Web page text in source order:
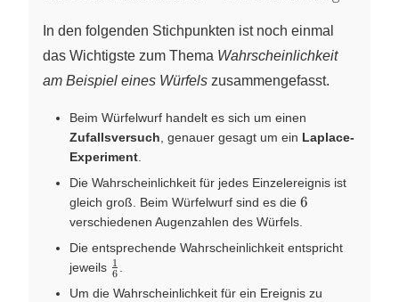
In den folgenden Stichpunkten ist noch einmal
das Wichtigste zum Thema Wahrscheinlichkeit
am Beispiel eines Würfels zusammengefasst.
Beim Würfelwurf handelt es sich um einen
Zufallsversuch , genauer gesagt um ein Laplace-
Experiment
Die Wahrscheinlichkeit für jedes Einzelereignis ist
gleich groß. Beim Würfelwurf sind es die 6
6
verschiedenen Augenzahlen des Würfels.
Die entsprechende Wahrscheinlichkeit entspricht
jeweils \frac{1}
{6}
6
1
Um die Wahrscheinlichkeit für ein Ereignis zu